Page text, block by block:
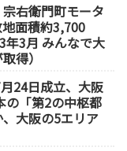
右衛門町モータ
面積約3,700
年3月 みんなで大
得）
24日成立、大阪
の「第2の中枢都
大阪の5エリア